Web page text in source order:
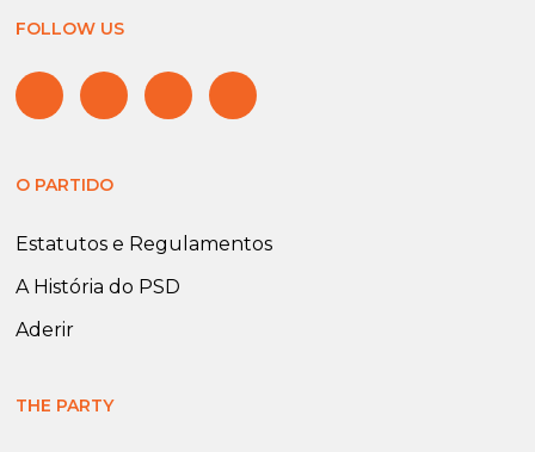
FOLLOW US
O PARTIDO
Estatutos e Regulamentos
A História do PSD
Aderir
THE PARTY